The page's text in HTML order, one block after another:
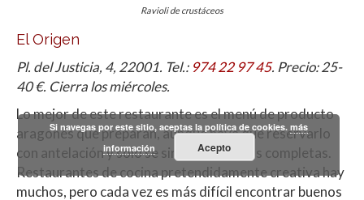
Ravioli de crustáceos
El Origen
Pl. del Justicia, 4, 22001. Tel.: 974 22 97 45. Precio: 25-
40 €. Cierra los miércoles.
Lo mejor de este restaurante es el menú de producto
aragonés que preparan, aunque haya que reservarlo
con antelación y solo se sirva para mesas completas.
Restaurantes de cocina pretendidamente creativa hay
muchos, pero cada vez es más difícil encontrar buenos
Si navegas por este sitio, aceptas la política de cookies.más
información
Acepto